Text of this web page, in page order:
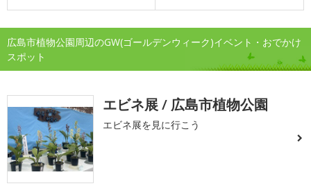
広島市植物公園周辺のGW(ゴールデンウィーク)イベント・おでかけ
スポット
エビネ展 / 広島市植物公園
エビネ展を見に行こう